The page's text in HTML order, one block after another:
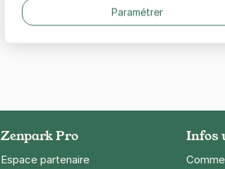
Zenpark Pro
Espace partenaire
Infos
Paramétrer